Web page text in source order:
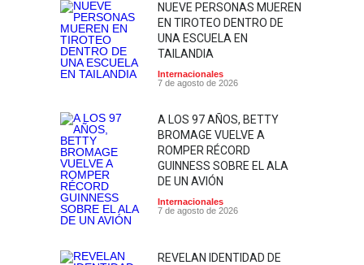
NUEVE PERSONAS MUEREN
EN TIROTEO DENTRO DE
UNA ESCUELA EN
TAILANDIA
Internacionales
7 de agosto de 2026
A LOS 97 AÑOS, BETTY
BROMAGE VUELVE A
ROMPER RÉCORD
GUINNESS SOBRE EL ALA
DE UN AVIÓN
Internacionales
7 de agosto de 2026
REVELAN IDENTIDAD DE